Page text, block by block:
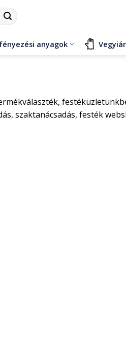
anyagok
szaktanácsadás, festék